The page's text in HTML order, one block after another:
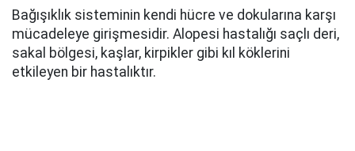
Bağışıklık sisteminin kendi hücre ve dokularına karşı
mücadeleye girişmesidir. Alopesi hastalığı saçlı deri,
sakal bölgesi, kaşlar, kirpikler gibi kıl köklerini
etkileyen bir hastalıktır.